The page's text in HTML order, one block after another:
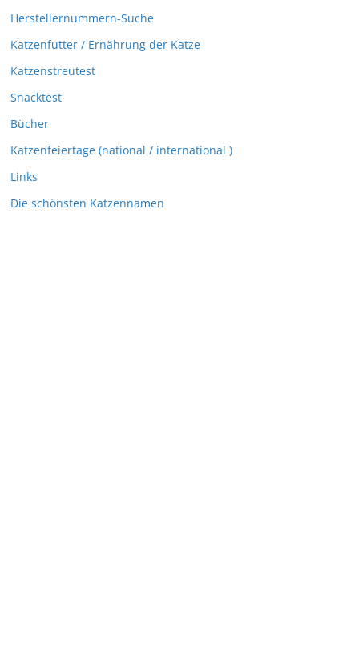
Herstellernummern-Suche
Katzenfutter / Ernährung der Katze
Katzenstreutest
Snacktest
Bücher
Katzenfeiertage (national / international )
Links
Die schönsten Katzennamen